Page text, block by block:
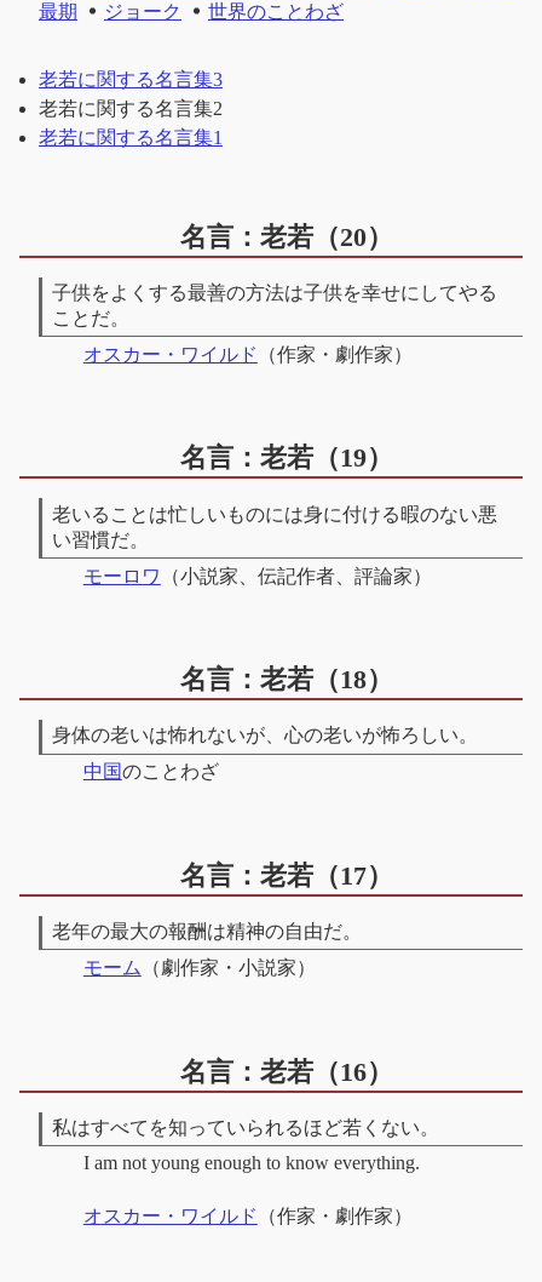
最期
ジョーク 世界のことわざ
老若に関する名言集3
老若に関する名言集2
老若に関する名言集1
名言：老若（20）
子供をよくする最善の方法は子供を幸せにしてやる
ことだ。
オスカー・ワイルド
（作家・劇作家）
名言：老若（19）
老いることは忙しいものには身に付ける暇のない悪
い習慣だ。
モーロワ
（小説家、伝記作者、評論家）
名言：老若（18）
身体の老いは怖れないが、心の老いが怖ろしい。
中国のことわざ
名言：老若（17）
老年の最大の報酬は精神の自由だ。
モーム
（劇作家・小説家）
名言：老若（16）
私はすべてを知っていられるほど若くない。
I am not young enough to know everything.
オスカー・ワイルド （作家・劇作家）